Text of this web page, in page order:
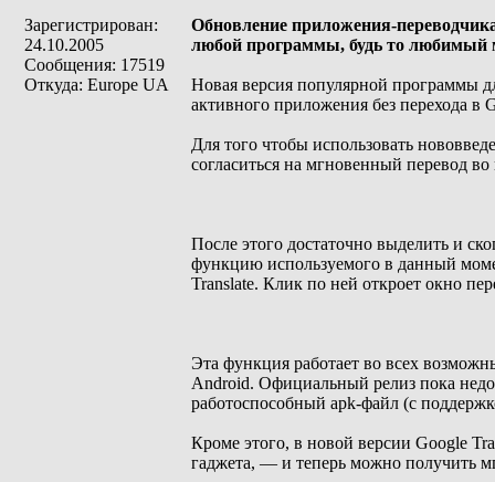
Зарегистрирован:
24.10.2005
Сообщения: 17519
Откуда: Europe UA
Обновление приложения-
любой программы, будь то любимый
Новая версия популярной программы
активного приложения без перехода в
Для того чтобы использовать
согласиться на мгновенный перевод
После этого достаточно выделить и
функцию используемого в данный
Translate. Клик по ней откроет окно
Эта функция работает во всех
Android. Официальный релиз пока
работоспособный apk-файл (с
Кроме этого, в новой версии Google
гаджета, — и теперь можно получить